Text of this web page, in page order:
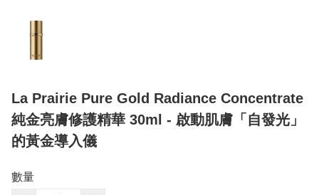
La Prairie Pure Gold Radiance Concentrate
純金亮膚修護精華 30ml - 啟動肌膚「自發光」
的黃金導入儀
數量